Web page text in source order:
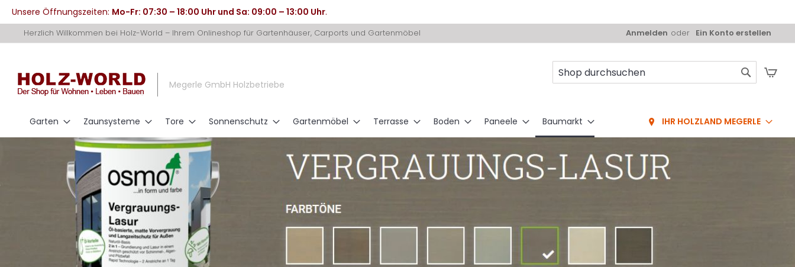
Unsere Öffnungszeiten: Mo-Fr: 07:30 – 18:00 Uhr und Sa: 09:00 – 13:00 Uhr.
zum
Herzlich Willkommen bei Holz-World – Ihrem Onlineshop für Gartenhäuser, Carports und Gartenmöbel Anmelden Ein Konto erstellen
Megerle GmbH Holzbetriebe
Garten Zaunsysteme Tore Sonnenschutz Gartenmöbel Terrasse Boden Paneele Baumarkt IHR HOLZLAND MEGERLE